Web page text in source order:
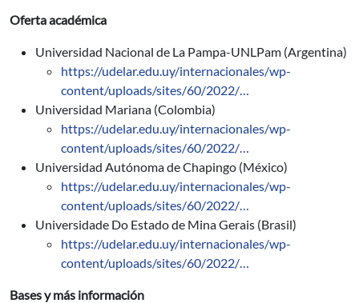
Oferta académica
Universidad Nacional de La Pampa-UNLPam (Argentina)
https://udelar.edu.uy/internacionales/wp-
content/uploads/sites/60/2022/…
Universidad Mariana (Colombia)
https://udelar.edu.uy/internacionales/wp-
content/uploads/sites/60/2022/…
Universidad Autónoma de Chapingo (México)
https://udelar.edu.uy/internacionales/wp-
content/uploads/sites/60/2022/…
Universidade Do Estado de Mina Gerais (Brasil)
https://udelar.edu.uy/internacionales/wp-
content/uploads/sites/60/2022/…
Bases y más información